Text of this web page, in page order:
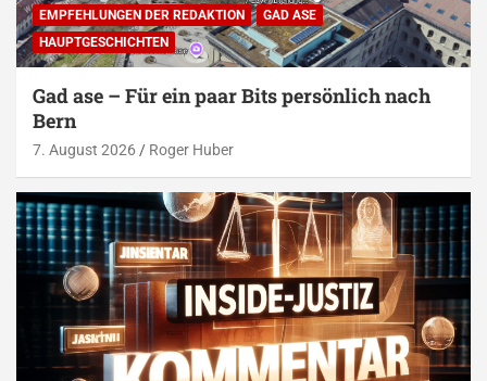
EMPFEHLUNGEN DER REDAKTION
GAD ASE
HAUPTGESCHICHTEN
Gad ase – Für ein paar Bits persönlich nach
Bern
7. August 2026 Roger Huber